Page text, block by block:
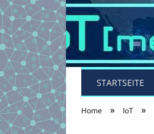
STARTSEITE
Home » IoT »